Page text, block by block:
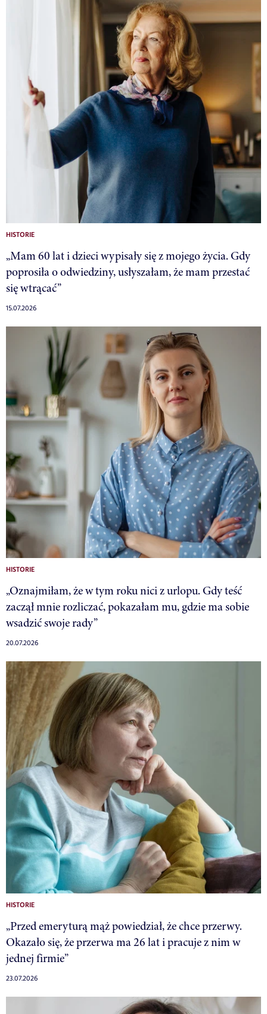
HISTORIE
„Mam 60 lat i dzieci wypisały się z mojego życia. Gdy
poprosiła o odwiedziny, usłyszałam, że mam przestać
się wtrącać”
15.07.2026
HISTORIE
„Oznajmiłam, że w tym roku nici z urlopu. Gdy teść
zaczął mnie rozliczać, pokazałam mu, gdzie ma sobie
wsadzić swoje rady”
20.07.2026
HISTORIE
„Przed emeryturą mąż powiedział, że chce przerwy.
Okazało się, że przerwa ma 26 lat i pracuje z nim w
jednej firmie”
23.07.2026